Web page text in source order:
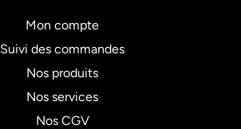
Mon compte
Suivi des commandes
Nos produits
Nos services
Nos CGV